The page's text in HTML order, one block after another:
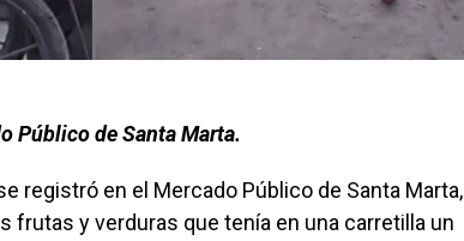
Público de Santa Marta.
registró en el Mercado Público de Santa Marta,
frutas y verduras que tenía en una carretilla un